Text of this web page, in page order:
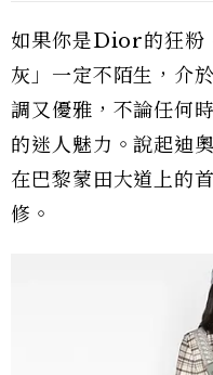
如果你是Dior的狂粉
灰」一定不陌生，介
調又優雅，不論任何
的迷人魅力。說起迪
在巴黎蒙田大道上的
修。